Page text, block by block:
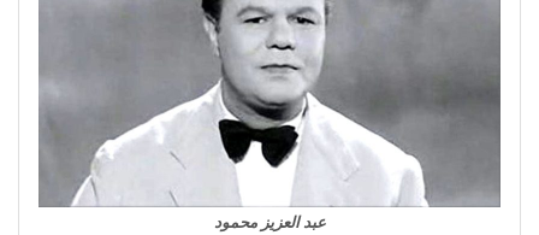
عبد العزيز محمود